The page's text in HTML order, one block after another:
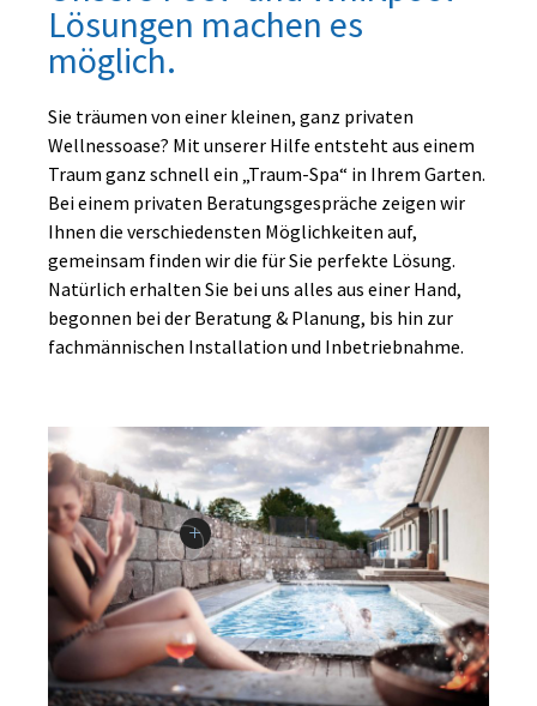
Lösungen machen es
möglich.
Sie träumen von einer kleinen, ganz privaten
Wellnessoase? Mit unserer Hilfe entsteht aus einem
Traum ganz schnell ein „Traum-Spa“ in Ihrem Garten.
Bei einem privaten Beratungsgespräche zeigen wir
Ihnen die verschiedensten Möglichkeiten auf,
gemeinsam finden wir die für Sie perfekte Lösung.
Natürlich erhalten Sie bei uns alles aus einer Hand,
begonnen bei der Beratung & Planung, bis hin zur
fachmännischen Installation und Inbetriebnahme.